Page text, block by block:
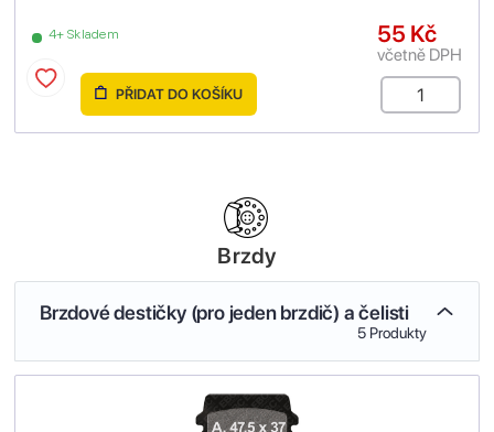
4+ Skladem 55 Kč
včetně DPH
PŘIDAT DO KOŠÍKU
Brzdy
Brzdové destičky (pro jeden brzdič) a čelisti
5 Produkty